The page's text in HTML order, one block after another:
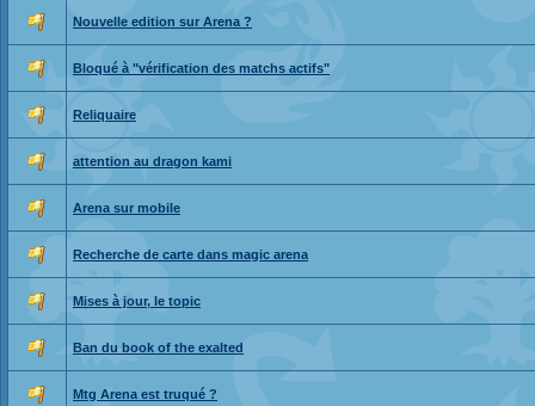
Nouvelle edition sur Arena ?
Bloqué à "vérification des matchs actifs"
Reliquaire
attention au dragon kami
Arena sur mobile
Recherche de carte dans magic arena
Mises à jour, le topic
Ban du book of the exalted
Mtg Arena est truqué ?